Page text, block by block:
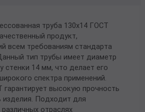
труба 130х14 ГОСТ
продукт,
всем требованиям стандарта
тип трубы имеет диаметр
стенки 14 мм, что делает его
спектра применений.
высокую прочность
изделия. Подходит для
отраслях